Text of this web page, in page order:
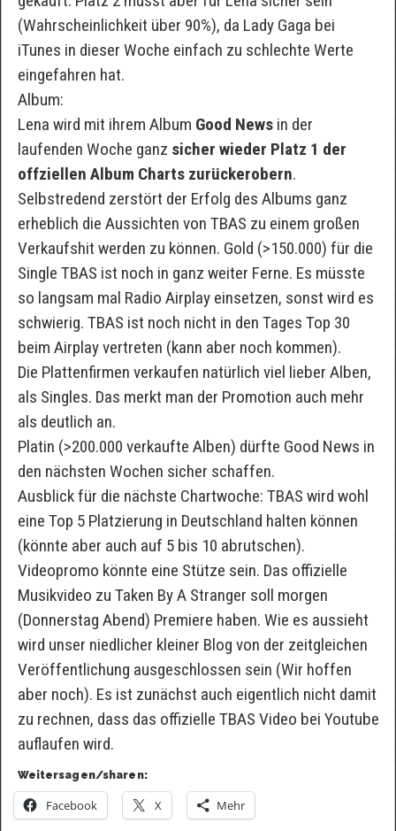
(Wahrscheinlichkeit über 90%), da Lady Gaga bei
iTunes in dieser Woche einfach zu schlechte Werte
eingefahren hat.
Album:
Lena wird mit ihrem Album Good Newsin der
laufenden Woche ganz sicher wieder Platz 1 der
offziellen Album Charts zurückerobern.
Selbstredend zerstört der Erfolg des Albums ganz
erheblich die Aussichten von TBAS zu einem großen
Verkaufshit werden zu können. Gold (>150.000) für die
Single TBAS ist noch in ganz weiter Ferne. Es müsste
so langsam mal Radio Airplay einsetzen, sonst wird es
schwierig. TBAS ist noch nicht in den Tages Top 30
beim Airplay vertreten (kann aber noch kommen).
Die Plattenfirmen verkaufen natürlich viel lieber Alben,
als Singles. Das merkt man der Promotion auch mehr
als deutlich an.
Platin (>200.000 verkaufte Alben) dürfte Good News in
den nächsten Wochen sicher schaffen.
Ausblick für die nächste Chartwoche: TBAS wird wohl
eine Top 5 Platzierung in Deutschland halten können
(könnte aber auch auf 5 bis 10 abrutschen).
Videopromo könnte eine Stütze sein. Das offizielle
Musikvideo zu Taken By A Stranger soll morgen
(Donnerstag Abend) Premiere haben. Wie es aussieht
wird unser niedlicher kleiner Blog von der zeitgleichen
Veröffentlichung ausgeschlossen sein (Wir hoffen
aber noch). Es ist zunächst auch eigentlich nicht damit
zu rechnen, dass das offizielle TBAS Video bei Youtube
auflaufen wird.
Weitersagen/sharen:
Facebook X Mehr